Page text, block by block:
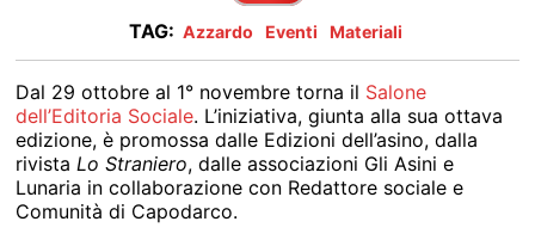
TAG: Azzardo Eventi Materiali
Dal 29 ottobre al 1° novembre torna il Salone
dell’Editoria Sociale. L’iniziativa, giunta alla sua ottava
edizione, è promossa dalle Edizioni dell’asino, dalla
rivista Lo Straniero, dalle associazioni Gli Asini e
Lunaria in collaborazione con Redattore sociale e
Comunità di Capodarco.